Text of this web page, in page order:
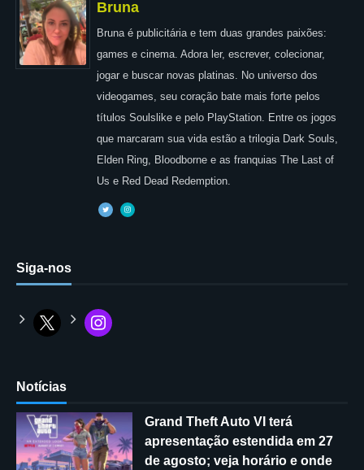
Bruna
Bruna é publicitária e tem duas grandes paixões:
games e cinema. Adora ler, escrever, colecionar,
jogar e buscar novas platinas. No universo dos
videogames, seu coração bate mais forte pelos
títulos Soulslike e pelo PlayStation. Entre os jogos
que marcaram sua vida estão a trilogia Dark Souls,
Elden Ring, Bloodborne e as franquias The Last of
Us e Red Dead Redemption.
Siga-nos
Notícias
Grand Theft Auto VI terá
apresentação estendida em 27
de agosto; veja horário e onde